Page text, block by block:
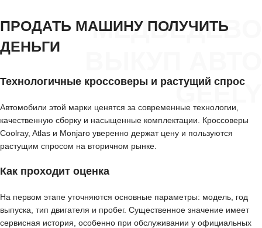
МЕДВЕДЕВО
GEELY
ПРОДАТЬ МАШИНУ ПОЛУЧИТЬ
ДЕНЬГИ
Технологичные кроссоверы и растущий спрос
Автомобили этой марки ценятся за современные технологии,
качественную сборку и насыщенные комплектации. Кроссоверы
Coolray, Atlas и Monjaro уверенно держат цену и пользуются
растущим спросом на вторичном рынке.
Как проходит оценка
На первом этапе уточняются основные параметры: модель, год
выпуска, тип двигателя и пробег. Существенное значение имеет
сервисная история, особенно при обслуживании у официальных